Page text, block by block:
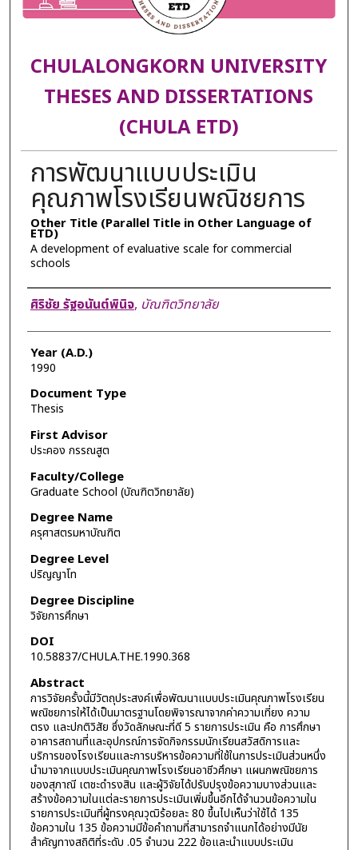
CHULALONGKORN UNIVERSITY
THESES AND DISSERTATIONS
(CHULA ETD)
การพัฒนาแบบประเมิน
คุณภาพโรงเรียนพณิชยการ
Other Title (Parallel Title in Other Language of
ETD)
A development of evaluative scale for commercial
schools
Author
ศิริชัย รัฐอนันต์พินิจ, บัณฑิตวิทยาลัย
Year (A.D.)
1990
Document Type
Thesis
First Advisor
ประคอง กรรณสูต
Faculty/College
Graduate School (บัณฑิตวิทยาลัย)
Degree Name
ครุศาสตรมหาบัณฑิต
Degree Level
ปริญญาโท
Degree Discipline
วิจัยการศึกษา
DOI
10.58837/CHULA.THE.1990.368
Abstract
การวิจัยครั้งนี้มีวัตถุประสงค์เพื่อพัฒนาแบบประเมินคุณภาพโรงเรียน
พณิชยการให้ได้เป็นมาตรฐานโดยพิจารณาจากค่าความเที่ยง ความ
ตรง และปกติวิสัย ซึ่งวัดลักษณะที่ดี 5 รายการประเมิน คือ การศึกษา
อาคารสถานที่และอุปกรณ์การจัดกิจกรรมนักเรียนสวัสดิการและ
บริการของโรงเรียนและการบริหารข้อความที่ใช้ในการประเมินส่วนหนึ่ง
นำมาจากแบบประเมินคุณภาพโรงเรียนอาชีวศึกษา แผนกพณิชยการ
ของสุภาณี เตชะดำรงสิน และผู้วิจัยได้ปรับปรุงข้อความบางส่วนและ
สร้างข้อความในแต่ละรายการประเมินเพิ่มขึ้นอีกได้จำนวนข้อความใน
รายการประเมินที่ผู้ทรงคุณวุฒิร้อยละ 80 ขึ้นไปเห็นว่าใช้ได้ 135
ข้อความใน 135 ข้อความมีข้อคำถามที่สามารถจำแนกได้อย่างมีนัย
สำคัญทางสถิติที่ระดับ .05 จำนวน 222 ข้อและนำแบบประเมิน